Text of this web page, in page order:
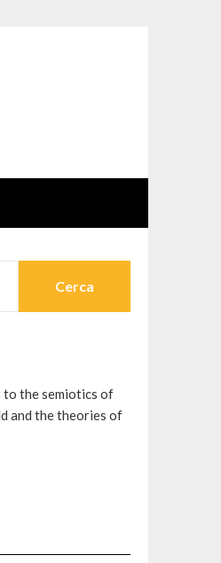
to the semiotics of
and the theories of